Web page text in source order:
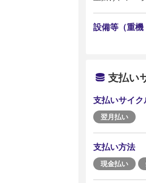
設備等（重機
支払い
支払いサイク
翌月払い
支払い方法
現金払い